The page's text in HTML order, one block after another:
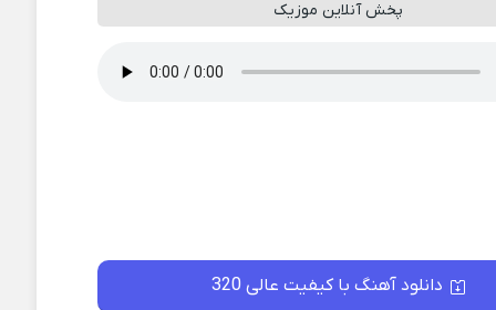
پخش آنلاین موزیک
دانلود آهنگ با کیفیت عالی 320